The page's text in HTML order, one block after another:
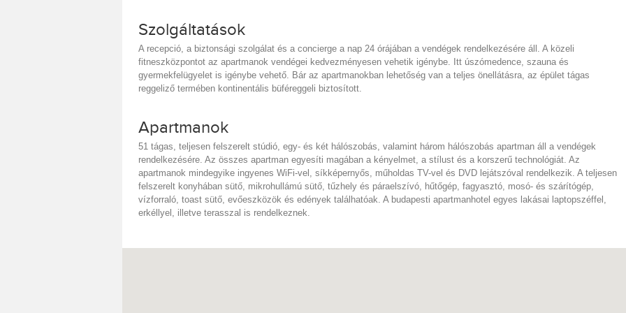
Szolgáltatások
A recepció, a biztonsági szolgálat és a concierge a nap 24 órájában a vendégek rendelkezésére áll. A közeli
fitneszközpontot az apartmanok vendégei kedvezményesen vehetik igénybe. Itt úszómedence, szauna és
gyermekfelügyelet is igénybe vehető. Bár az apartmanokban lehetőség van a teljes önellátásra, az épület tágas
reggeliző termében kontinentális büféreggeli biztosított.
Apartmanok
51 tágas, teljesen felszerelt stúdió, egy- és két hálószobás, valamint három hálószobás apartman áll a vendégek
rendelkezésére. Az összes apartman egyesíti magában a kényelmet, a stílust és a korszerű technológiát. Az
apartmanok mindegyike ingyenes WiFi-vel, síkképernyős, műholdas TV-vel és DVD lejátszóval rendelkezik. A teljesen
felszerelt konyhában sütő, mikrohullámú sütő, tűzhely és páraelszívó, hűtőgép, fagyasztó, mosó- és szárítógép,
vízforraló, toast sütő, evőeszközök és edények találhatóak. A budapesti apartmanhotel egyes lakásai laptopszéffel,
erkéllyel, illetve terasszal is rendelkeznek.